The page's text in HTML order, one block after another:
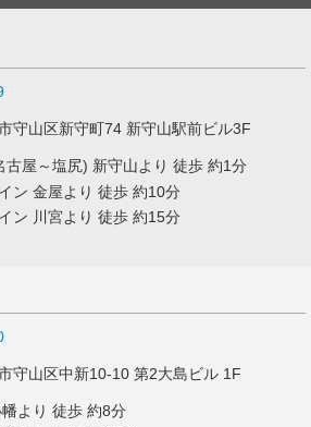
守山区新守町74 新守山駅前ビル3F
古屋～塩尻) 新守山より 徒歩 約1分
ン 金屋より 徒歩 約10分
ン 川宮より 徒歩 約15分
守山区中新10-10 第2大島ビル 1F
より 徒歩 約8分